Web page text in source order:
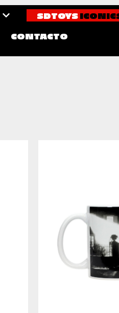
SDTOYS
CONTACTO